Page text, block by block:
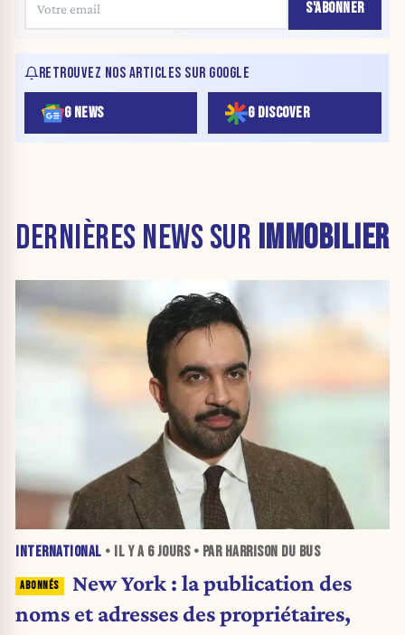
S'ABONNER
RETROUVEZ NOS ARTICLES SUR GOOGLE
G NEWS G DISCOVER
DERNIÈRES NEWS SUR IMMOBILIER
INTERNATIONAL • IL Y A 6 JOURS• PAR HARRISON DU BUS
New York : la publication des
noms et adresses des propriétaires,